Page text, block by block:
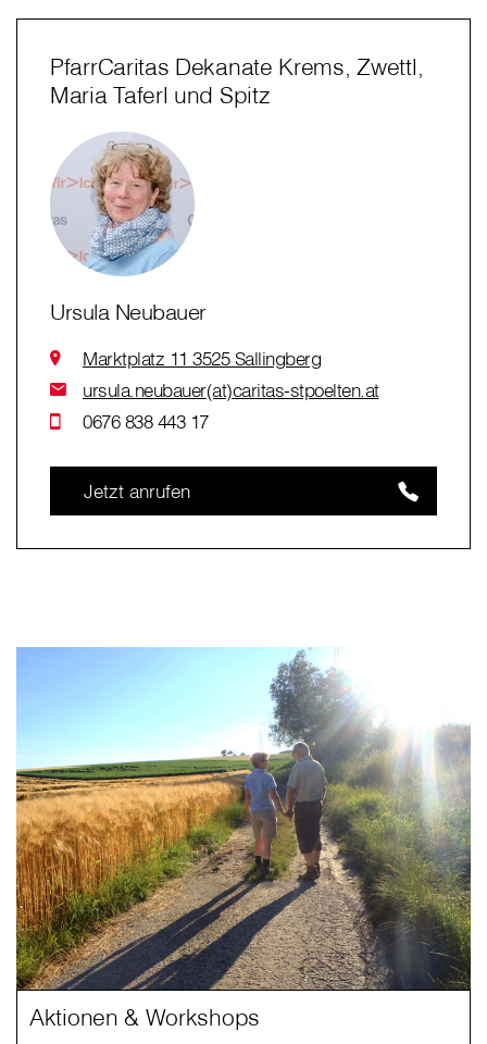
PfarrCaritas Dekanate Krems, Zwettl,
Maria Taferl und Spitz
Ursula Neubauer
Marktplatz 11 3525 Sallingberg
ursula.neubauer(at)caritas-stpoelten.at
0676 838 443 17
Jetzt anrufen
Aktionen & Workshops